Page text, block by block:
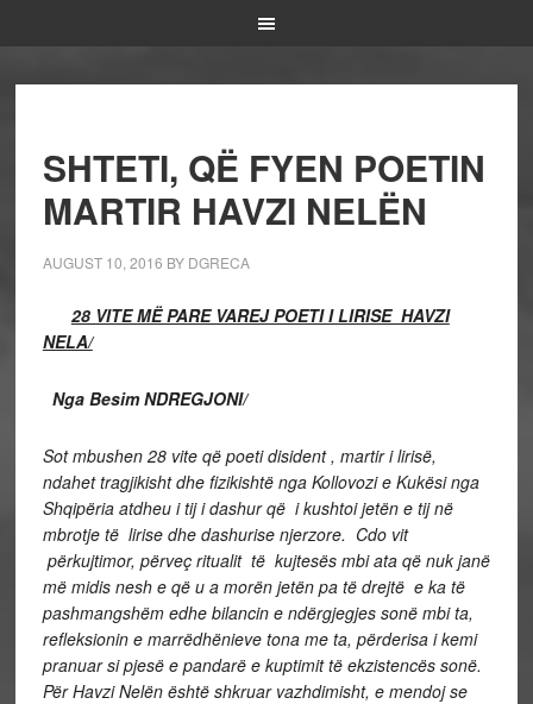
SHTETI, QË FYEN POETIN
MARTIR HAVZI NELËN
AUGUST 10, 2016 BY DGRECA
28 VITE MË PARE VAREJ POETI I LIRISE HAVZI
NELA/
Nga Besim NDREGJONI/
Sot mbushen 28 vite që poeti disident , martir i lirisë,
ndahet tragjikisht dhe fizikishtë nga Kollovozi e Kukësi nga
Shqipëria atdheu i tij i dashur që i kushtoi jetën e tij në
mbrotje të lirise dhe dashurise njerzore. Cdo vit
përkujtimor, përveç ritualit të kujtesës mbi ata që nuk janë
më midis nesh e që u a morën jetën pa të drejtë e ka të
pashmangshëm edhe bilancin e ndërgjegjes sonë mbi ta,
refleksionin e marrëdhënieve tona me ta, përderisa i kemi
pranuar si pjesë e pandarë e kuptimit të ekzistencës sonë.
Për Havzi Nelën është shkruar vazhdimisht, e mendoj se